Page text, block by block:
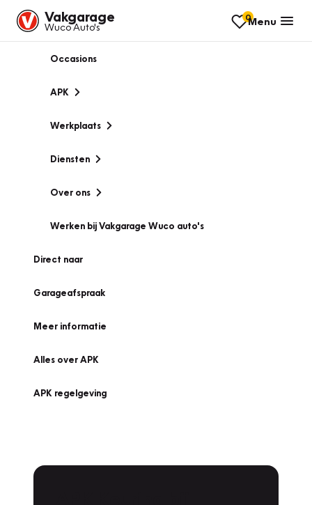
Vakgarage
Wuco Auto's
0Menu
Occasions
APK
Werkplaats
Diensten
Over ons
Werken bij Vakgarage Wuco auto's
Direct naar
Garageafspraak
Meer informatie
Alles over APK
APK regelgeving